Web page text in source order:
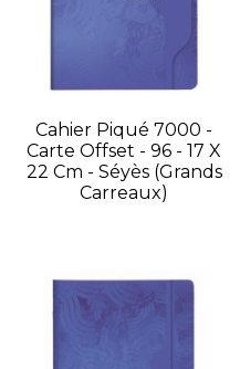
Cahier Piqué 7000 -
Carte Offset - 96 - 17 X
22 Cm - Séyès (grands
Carreaux)